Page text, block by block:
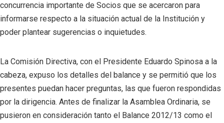
concurrencia importante de Socios que se acercaron para
informarse respecto a la situación actual de la Institución y
poder plantear sugerencias o inquietudes.
La Comisión Directiva, con el Presidente Eduardo Spinosa a la
cabeza, expuso los detalles del balance y se permitió que los
presentes puedan hacer preguntas, las que fueron respondidas
por la dirigencia. Antes de finalizar la Asamblea Ordinaria, se
pusieron en consideración tanto el Balance 2012/13 como el